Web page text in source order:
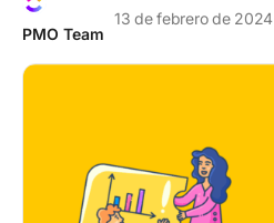
PMO Team
13 de febrero de 2024